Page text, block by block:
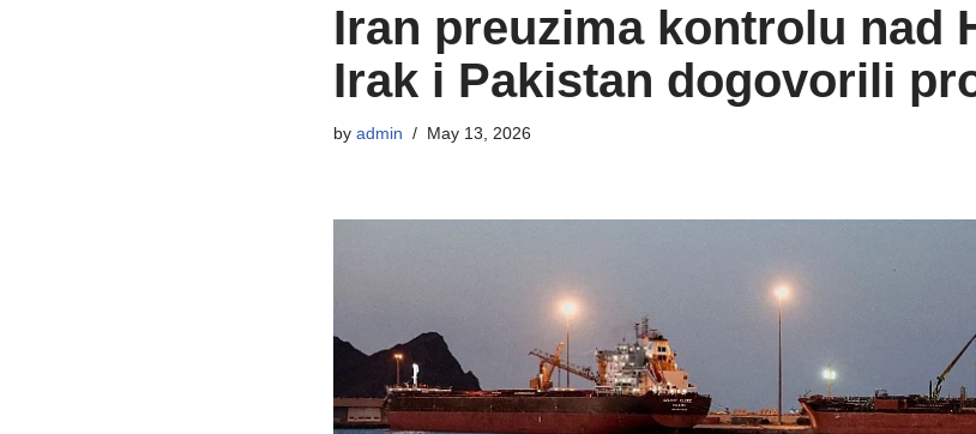
Iran preuzima kontrolu nad
Irak i Pakistan dogovorili
by admin May 13, 2026